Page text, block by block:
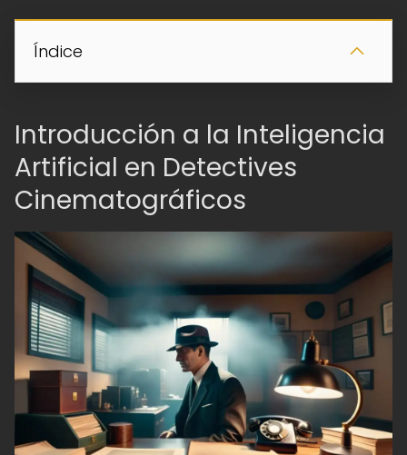
Índice
Introducción a la Inteligencia
Artificial en Detectives
Cinematográficos